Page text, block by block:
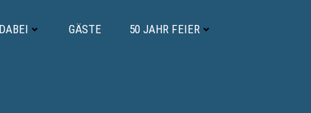
GÄSTE 50 JAHR FEIER